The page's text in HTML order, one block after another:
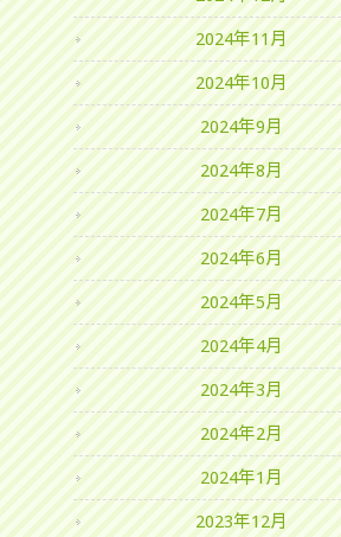
2024年11月
2024年10月
2024年9月
2024年8月
2024年7月
2024年6月
2024年5月
2024年4月
2024年3月
2024年2月
2024年1月
2023年12月